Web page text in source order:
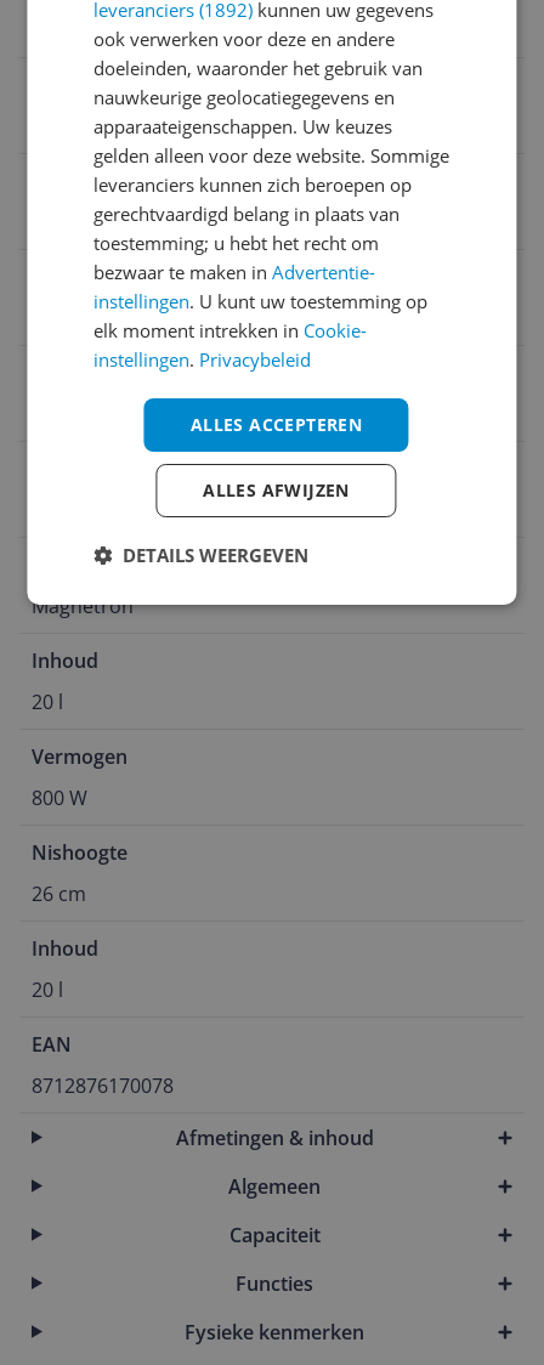
Knoppen
Draaiplateau
25,5 cm
Bediening
Knoppen
Functies
Ontdooien
Vermogen
Deur open mechanisme
Functies
Magnetron
Inhoud
20 l
Vermogen
800 W
Nishoogte
26 cm
Inhoud
20 l
EAN
8712876170078
Afmetingen & inhoud
Algemeen
Capaciteit
Functies
Fysieke kenmerken
leveranciers (1892) kunnen uw gegevens
ook verwerken voor deze en andere
doeleinden, waaronder het gebruik van
nauwkeurige geolocatiegegevens en
apparaateigenschappen. Uw keuzes
gelden alleen voor deze website. Sommige
leveranciers kunnen zich beroepen op
gerechtvaardigd belang in plaats van
toestemming; u hebt het recht om
bezwaar te maken inAdvertentie-
instellingen. U kunt uw toestemming op
elk moment intrekken in Cookie-
instellingen. Privacybeleid
ALLES ACCEPTEREN
ALLES AFWIJZEN
DETAILS WEERGEVEN